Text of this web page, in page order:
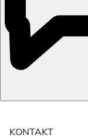
KONTAKT